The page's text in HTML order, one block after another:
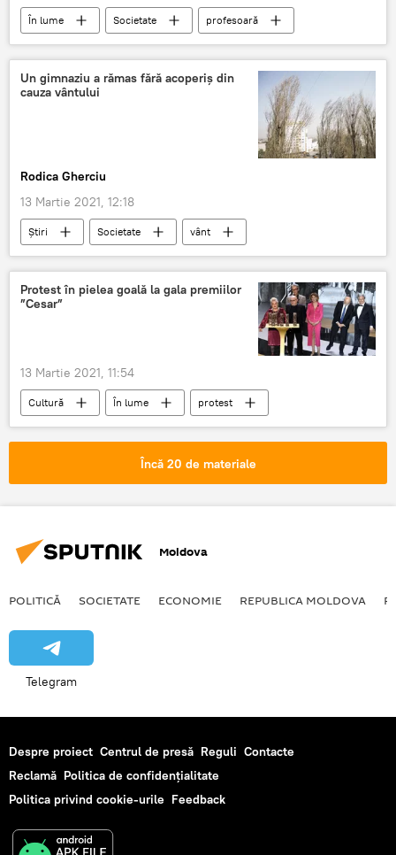
În lume Societate
profesoară
România
vaccinare murit
Un gimnaziu a rămas fără acoperiș din
cauza vântului
Rodica Gherciu
13 Martie 2021, 12:18
Știri Societate
vânt
Vânt puternic
vânt rece
Protest în pielea goală la gala premiilor
”Cesar”
13 Martie 2021, 11:54
Cultură În lume
protest
premii
actriță
Franta
Încă 20 de materiale
Moldova
POLITICĂ SOCIETATE ECONOMIE REPUBLICA MOLDOVA
Telegram
Despre proiect Centrul de presă Reguli Contacte
Reclamă Politica de confidențialitate
Politica privind cookie-urile Feedback